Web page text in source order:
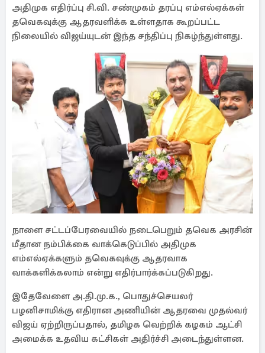
அதிமுக எதிர்ப்பு சி.வி. சண்முகம் தரப்பு எம்எல்ஏக்கள்
தவெகவுக்கு ஆதரவளிக்க உள்ளதாக கூறப்பட்ட
நிலையில் விஜய்யுடன் இந்த சந்திப்பு நிகழ்ந்துள்ளது.
நாளை சட்டப்பேரவையில் நடைபெறும் தவெக அரசின்
மீதான நம்பிக்கை வாக்கெடுப்பில் அதிமுக
எம்எல்ஏக்களும் தவெகவுக்கு ஆதரவாக
வாக்களிக்கலாம் என்று எதிர்பார்க்கப்படுகிறது.
இதேவேளை அ.தி.மு.க., பொதுச்செயலர்
பழனிசாமிக்கு எதிரான அணியின் ஆதரவை முதல்வர்
விஜய் ஏற்றிருப்பதால், தமிழக வெற்றிக் கழகம் ஆட்சி
அமைக்க உதவிய கட்சிகள் அதிர்ச்சி அடைந்துள்ளன.